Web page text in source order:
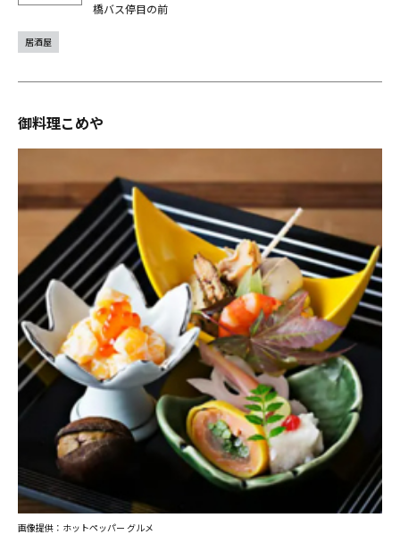
橋バス停目の前
居酒屋
御料理こめや
画像提供：ホットペッパー グルメ